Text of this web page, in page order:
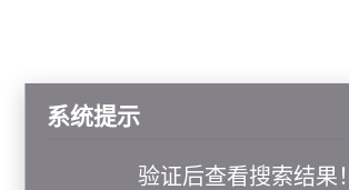
系统提示
验证后查看搜索结果！